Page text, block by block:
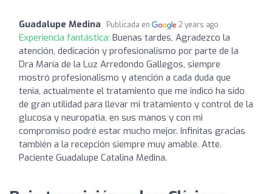
Guadalupe Medina Publicada en 2 years ago
Experiencia fantástica: Buenas tardes, Agradezco la
atención, dedicación y profesionalismo por parte de la
Dra María de la Luz Arredondo Gallegos, siempre
mostró profesionalismo y atención a cada duda que
tenia, actualmente el tratamiento que me indicó ha sido
de gran utilidad para llevar mi tratamiento y control de la
glucosa y neuropatia, en sus manos y con mi
compromiso podré estar mucho mejor. Infinitas gracias
también a la recepción siempre muy amable. Atte.
Paciente Guadalupe Catalina Medina.